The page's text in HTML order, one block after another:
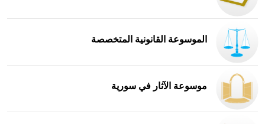
الموسوعة القانونية المتخصصة
موسوعة الآثار في سورية